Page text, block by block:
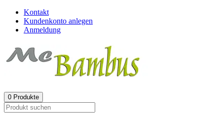
Kontakt
Kundenkonto anlegen
Anmeldung
0 Produkte